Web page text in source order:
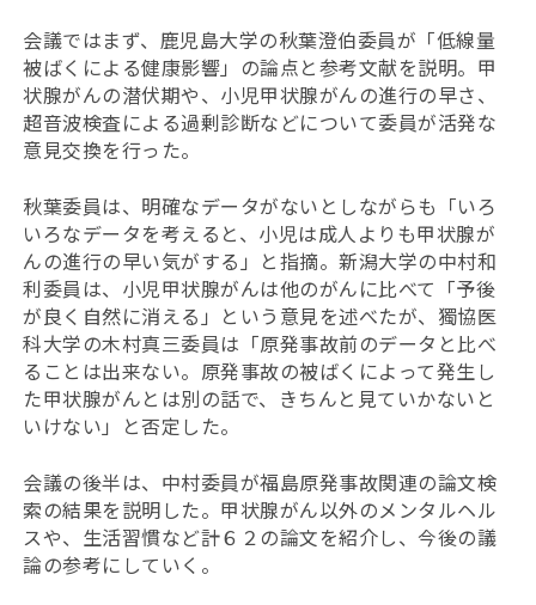
会議ではまず、鹿児島大学の秋葉澄伯委員が「低線量
被ばくによる健康影響」の論点と参考文献を説明。甲
状腺がんの潜伏期や、小児甲状腺がんの進行の早さ、
超音波検査による過剰診断などについて委員が活発な
意見交換を行った。
秋葉委員は、明確なデータがないとしながらも「いろ
いろなデータを考えると、小児は成人よりも甲状腺が
んの進行の早い気がする」と指摘。新潟大学の中村和
利委員は、小児甲状腺がんは他のがんに比べて「予後
が良く自然に消える」という意見を述べたが、獨協医
科大学の木村真三委員は「原発事故前のデータと比べ
ることは出来ない。原発事故の被ばくによって発生し
た甲状腺がんとは別の話で、きちんと見ていかないと
いけない」と否定した。
会議の後半は、中村委員が福島原発事故関連の論文検
索の結果を説明した。甲状腺がん以外のメンタルヘル
スや、生活習慣など計６２の論文を紹介し、今後の議
論の参考にしていく。